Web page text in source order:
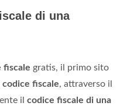
di una
fiscale gratis, il primo sito
codice fiscale, attraverso il
il codice fiscale di una